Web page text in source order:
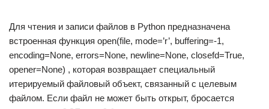
Для чтения и записи файлов в Python предназначена
встроенная функция open(file, mode=’r’, buffering=-1,
encoding=None, errors=None, newline=None, closefd=True,
opener=None) , которая возвращает специальный
итерируемый файловый объект, связанный с целевым
файлом. Если файл не может быть открыт, бросается